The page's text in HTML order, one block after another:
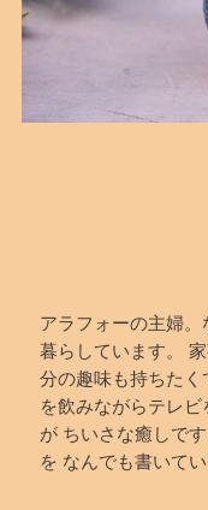
アラフォーの主婦
暮らしています。
分の趣味も持ちた
を飲みながらテレ
が ちいさな癒しで
を なんでも書いて